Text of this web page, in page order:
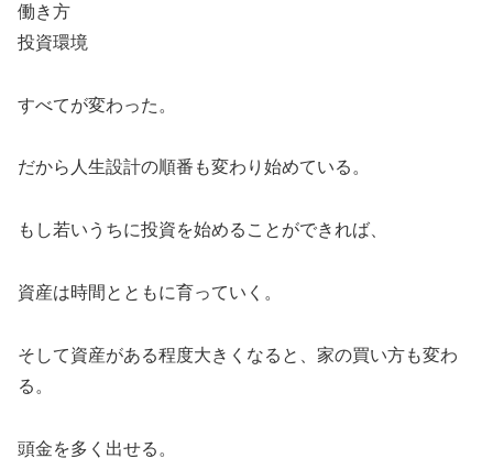
働き方
投資環境
すべてが変わった。
だから人生設計の順番も変わり始めている。
もし若いうちに投資を始めることができれば、
資産は時間とともに育っていく。
そして資産がある程度大きくなると、家の買い方も変わ
る。
頭金を多く出せる。